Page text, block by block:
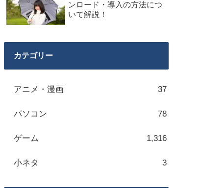
ンロード・導入の方法につ
いて解説！
カテゴリー
アニメ・漫画 37
パソコン 78
ゲーム 1,316
小ネタ 3